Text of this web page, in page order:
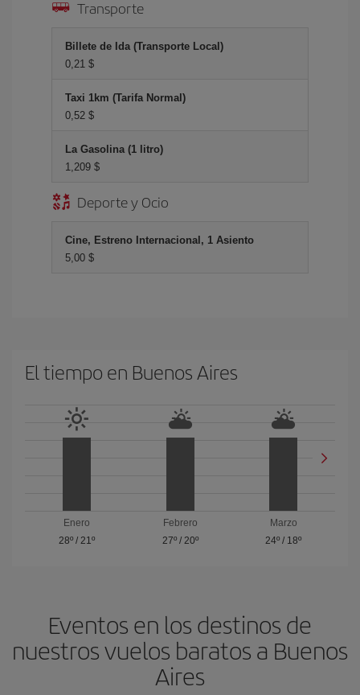
Transporte
Billete de Ida (Transporte Local)
0,21 $
Taxi 1km (Tarifa Normal)
0,52 $
La Gasolina (1 litro)
1,209 $
Deporte y Ocio
Cine, Estreno Internacional, 1 Asiento
5,00 $
El tiempo en Buenos Aires
Enero
28º/ 21º
Febrero
27º/ 20º
Marzo
24º / 18º
Eventos en los destinos de
nuestros vuelos baratos a Buenos
Aires